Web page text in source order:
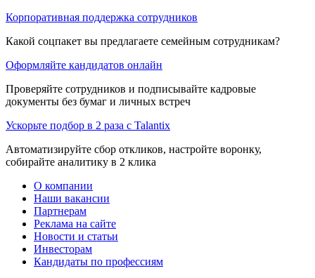
Корпоративная поддержка сотрудников
Какой соцпакет вы предлагаете семейным сотрудникам?
Оформляйте кандидатов онлайн
Проверяйте сотрудников и подписывайте кадровые
документы без бумаг и личных встреч
Ускорьте подбор в 2 раза с Talantix
Автоматизируйте сбор откликов, настройте воронку,
собирайте аналитику в 2 клика
О компании
Наши вакансии
Партнерам
Реклама на сайте
Новости и статьи
Инвесторам
Кандидаты по профессиям